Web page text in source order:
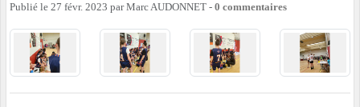
Publié le 27 févr. 2023 parMarc AUDONNET - 0 commentaires